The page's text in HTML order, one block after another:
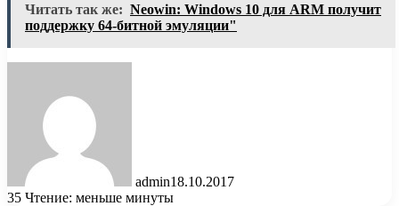
Читать так же: Neowin: Windows 10 для ARM получит
поддержку 64-битной эмуляции"
admin18.10.2017
35 Чтение: меньше минуты